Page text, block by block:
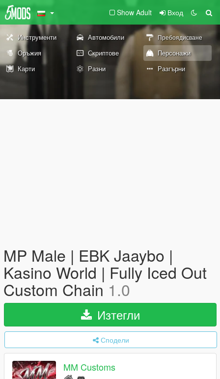
Show Adult Вход
Инструменти Автомобили Пребоядисване
Оръжия Скриптове
Персонажи
Карти
Разни Разгърни
MP Male | EBK Jaaybo |
Kasino World | Fully Iced Out
Custom Chain 1.0
Изтегли
Сподели
MM Customs